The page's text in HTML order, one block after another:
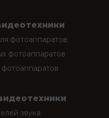
фотоаппаратов
фотоаппаратов
звука